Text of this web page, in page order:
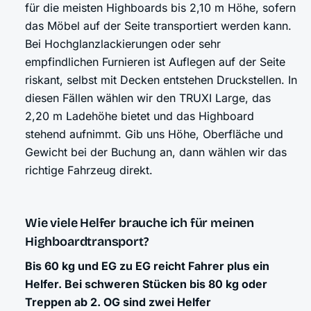
für die meisten Highboards bis 2,10 m Höhe, sofern
das Möbel auf der Seite transportiert werden kann.
Bei Hochglanzlackierungen oder sehr
empfindlichen Furnieren ist Auflegen auf der Seite
riskant, selbst mit Decken entstehen Druckstellen. In
diesen Fällen wählen wir den TRUXI Large, das
2,20 m Ladehöhe bietet und das Highboard
stehend aufnimmt. Gib uns Höhe, Oberfläche und
Gewicht bei der Buchung an, dann wählen wir das
richtige Fahrzeug direkt.
Wie viele Helfer brauche ich für meinen
Highboardtransport?
Bis 60 kg und EG zu EG reicht Fahrer plus ein
Helfer. Bei schweren Stücken bis 80 kg oder
Treppen ab 2. OG sind zwei Helfer